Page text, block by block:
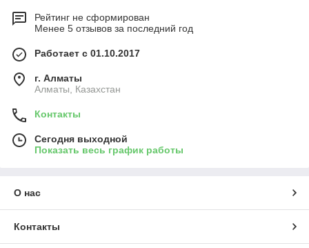
Рейтинг не сформирован
Менее 5 отзывов за последний год
Работает с 01.10.2017
г. Алматы
Алматы, Казахстан
Контакты
Сегодня выходной
Показать весь график работы
О нас
Контакты